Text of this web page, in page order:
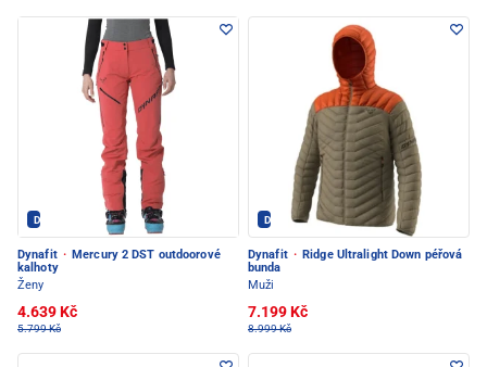
Dynafit - PEC POD SNĚŽKOU
Dynafit · Mercury 2 DST outdoorové
kalhoty
Ženy
4.639 Kč
5.799 Kč
Dynafit - PEC POD SNĚŽKOU
Dynafit · Ridge Ultralight Down péřová
bunda
Muži
7.199 Kč
8.999 Kč